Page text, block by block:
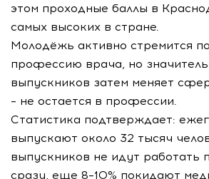
этом проходные баллы в
самых высоких в стране.
Молодёжь активно стремится
профессию врача, но
выпускников затем меняет
– не остается в профессии.
Статистика подтверждает:
выпускают около 32 тысяч
выпускников не идут работать
сразу, еще 8–10% покидают